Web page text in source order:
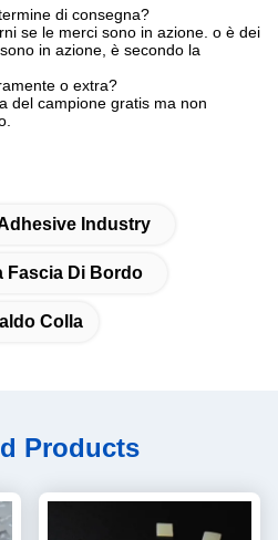
di consegna?
se le merci sono in azione. o è dei
in azione, è secondo la
o extra?
del campione gratis ma non
Industry
Fascia Di Bordo
Colla
Products